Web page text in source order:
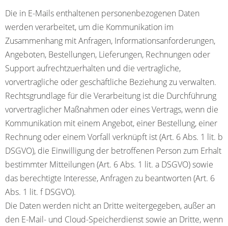
Die in E-Mails enthaltenen personenbezogenen Daten
werden verarbeitet, um die Kommunikation im
Zusammenhang mit Anfragen, Informationsanforderungen,
Angeboten, Bestellungen, Lieferungen, Rechnungen oder
Support aufrechtzuerhalten und die vertragliche,
vorvertragliche oder geschäftliche Beziehung zu verwalten.
Rechtsgrundlage für die Verarbeitung ist die Durchführung
vorvertraglicher Maßnahmen oder eines Vertrags, wenn die
Kommunikation mit einem Angebot, einer Bestellung, einer
Rechnung oder einem Vorfall verknüpft ist (Art. 6 Abs. 1 lit. b
DSGVO), die Einwilligung der betroffenen Person zum Erhalt
bestimmter Mitteilungen (Art. 6 Abs. 1 lit. a DSGVO) sowie
das berechtigte Interesse, Anfragen zu beantworten (Art. 6
Abs. 1 lit. f DSGVO).
Die Daten werden nicht an Dritte weitergegeben, außer an
den E-Mail- und Cloud-Speicherdienst sowie an Dritte, wenn